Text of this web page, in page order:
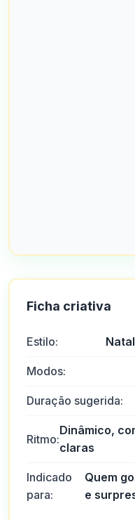
Ficha criativa
Estilo:
Modos:
Duração sugerida:
Ritmo:
Dinâmico,
claras
Indicado
para:
Quem
e